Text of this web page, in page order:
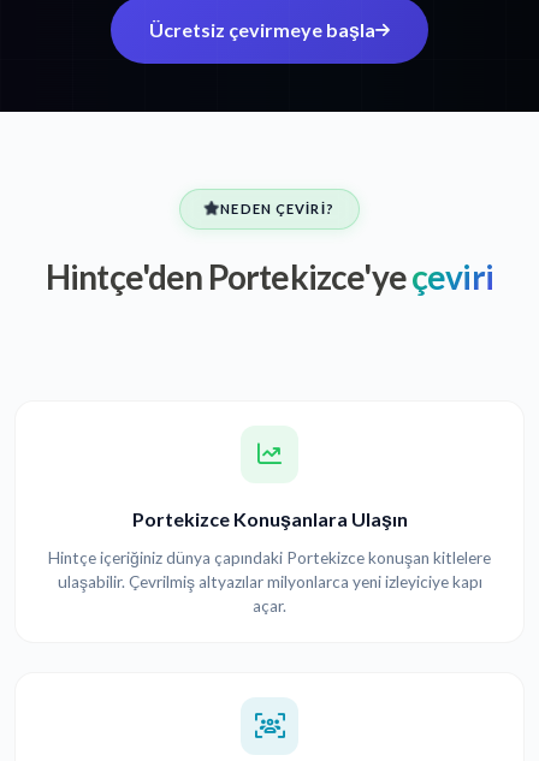
Ücretsiz çevirmeye başla
NEDEN ÇEVIRI?
Hintçe'den Portekizce'yeçeviri
Portekizce Konuşanlara Ulaşın
Hintçe içeriğiniz dünya çapındaki Portekizce konuşan kitlelere
ulaşabilir. Çevrilmiş altyazılar milyonlarca yeni izleyiciye kapı
açar.